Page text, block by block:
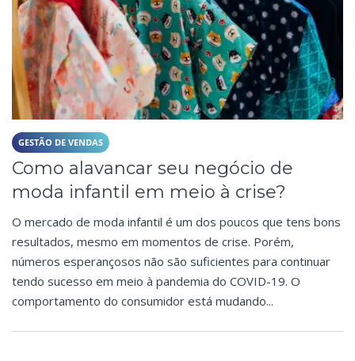
GESTÃO DE VENDAS
Como alavancar seu negócio de
moda infantil em meio à crise?
O mercado de moda infantil é um dos poucos que tens bons
resultados, mesmo em momentos de crise. Porém,
números esperançosos não são suficientes para continuar
tendo sucesso em meio à pandemia do COVID-19. O
comportamento do consumidor está mudando...